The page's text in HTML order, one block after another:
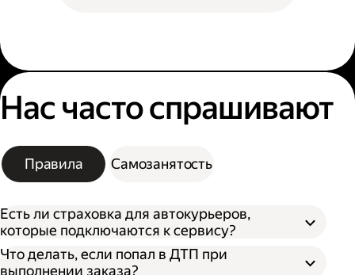
Нас часто спрашивают
Правила Самозанятость
Есть ли страховка для автокурьеров,
которые подключаются к сервису?
Что делать, если попал в ДТП при
выполнении заказа?